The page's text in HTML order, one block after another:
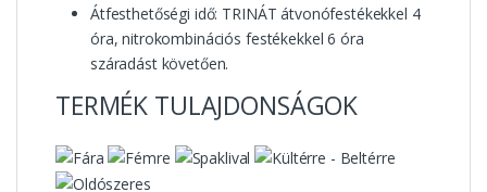
Átfesthetőségi idő: TRINÁT átvonófestékekkel 4
óra, nitrokombinációs festékekkel 6 óra
száradást követően.
TERMÉK TULAJDONSÁGOK